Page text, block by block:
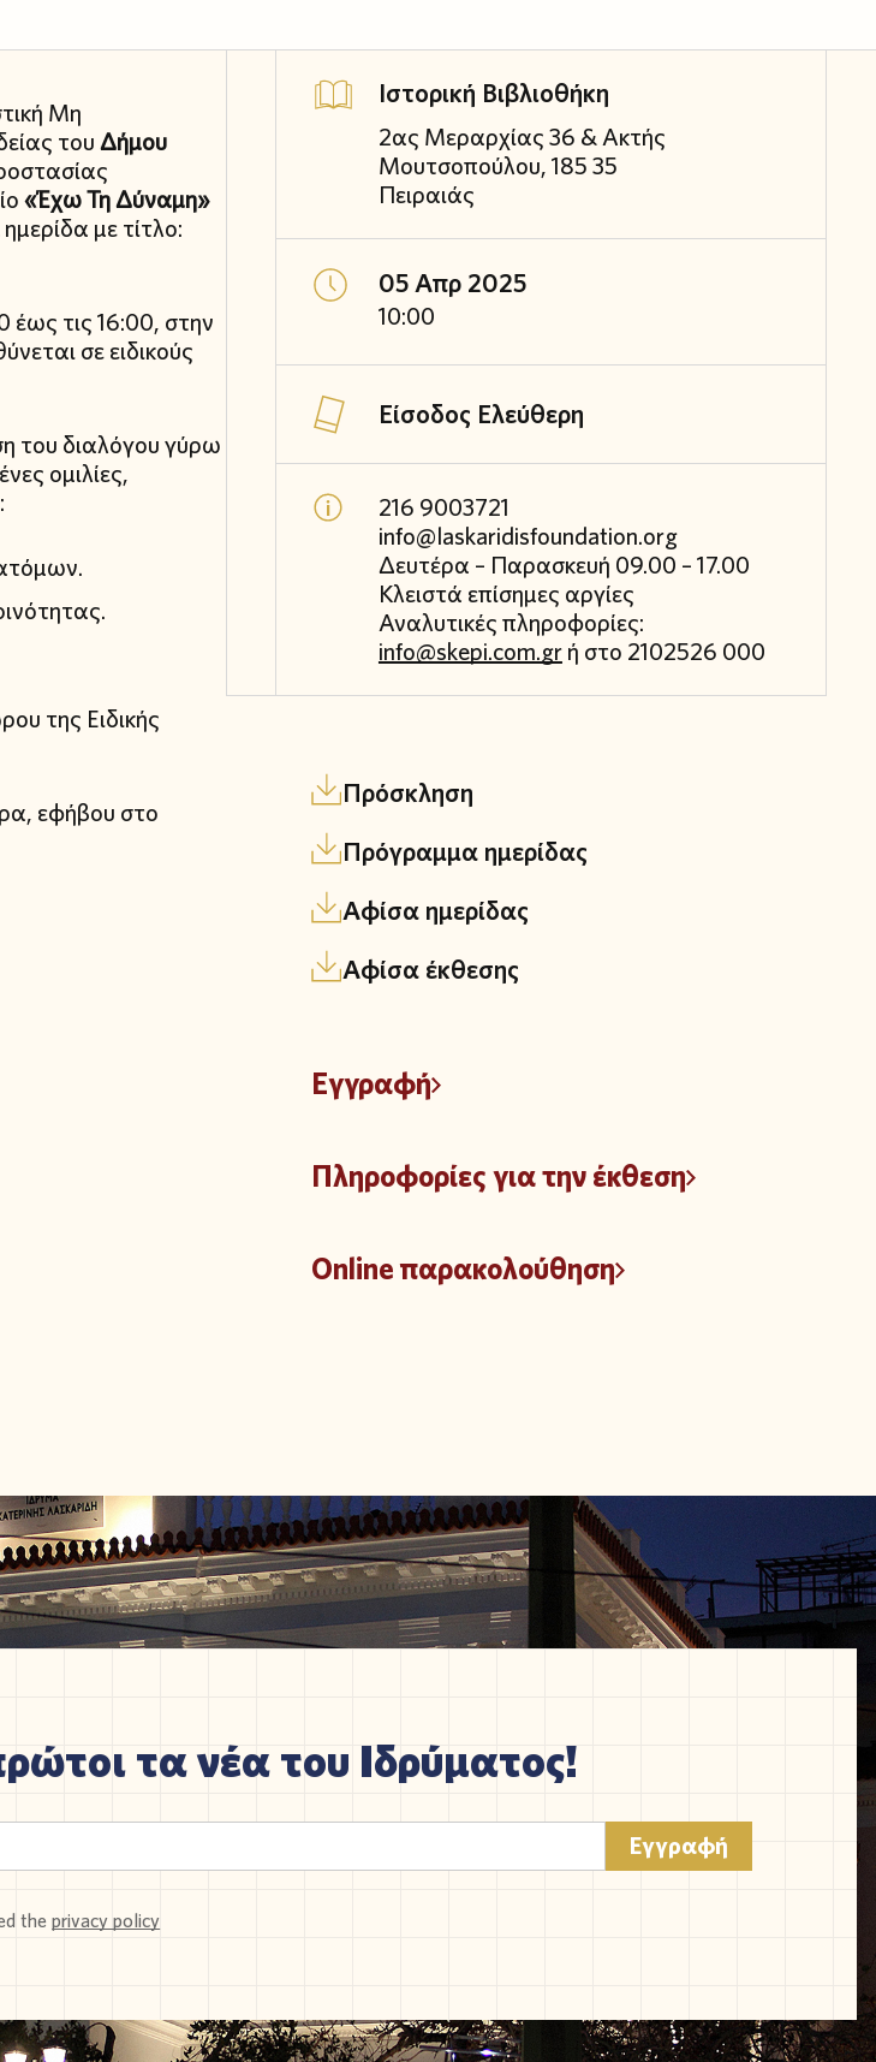
Μη
τουΔήμου
«Έχω Τη Δύναμη»
με τίτλο:
έως τις 16:00, στην
σε ειδικούς
του διαλόγου γύρω
ομιλίες,
της Ειδικής
εφήβου στο
Ιστορική Βιβλιοθήκη
2ας Μεραρχίας 36 & Ακτής
Μουτσοπούλου, 185 35
Πειραιάς
05 Απρ 2025
10:00
Είσοδος Ελεύθερη
216 9003721
info@laskaridisfoundation.org
Δευτέρα – Παρασκευή 09.00 – 17.00
Κλειστά επίσημες αργίες
Αναλυτικές πληροφορίες:
info@skepi.com.grή στο 2102526 000
Πρόσκληση
Πρόγραμμα ημερίδας
Αφίσα ημερίδας
Αφίσα έκθεσης
Εγγραφή
Πληροφορίες για την έκθεση
Online παρακολούθηση
τα νέα του Ιδρύματος!
theprivacy policy